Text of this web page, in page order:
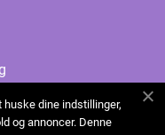
dine indstillinger,
og annoncer. Denne